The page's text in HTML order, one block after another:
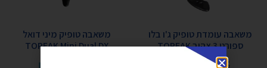
משאבה עומדת טופיק ג'ו בלו
ספורט 3 צהוב TOPEAK
משאבה טופיק מיני דואל
TOPEAK Mini Dual DX